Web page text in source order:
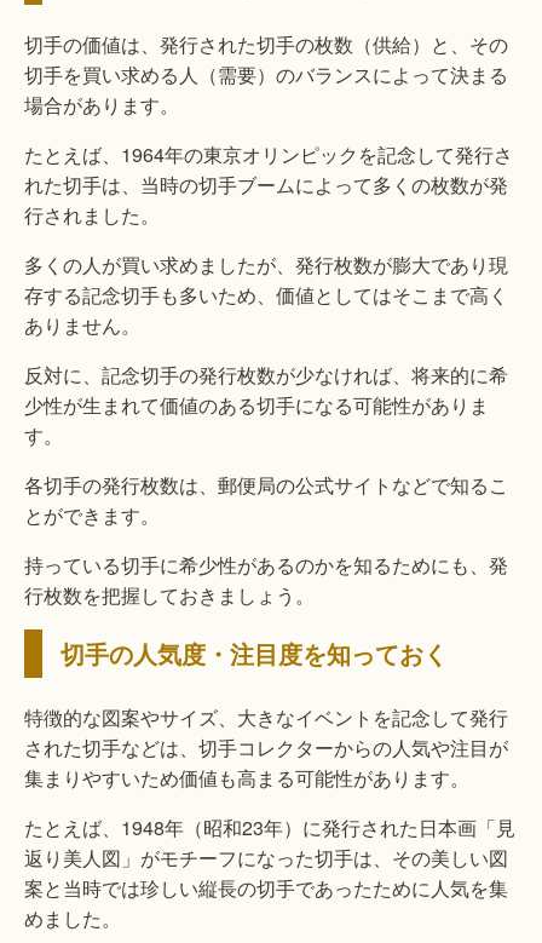
切手の価値は、発行された切手の枚数（供給）と、その
切手を買い求める人（需要）のバランスによって決まる
場合があります。
たとえば、1964年の東京オリンピックを記念して発行さ
れた切手は、当時の切手ブームによって多くの枚数が発
行されました。
多くの人が買い求めましたが、発行枚数が膨大であり現
存する記念切手も多いため、価値としてはそこまで高く
ありません。
反対に、記念切手の発行枚数が少なければ、将来的に希
少性が生まれて価値のある切手になる可能性がありま
す。
各切手の発行枚数は、郵便局の公式サイトなどで知るこ
とができます。
持っている切手に希少性があるのかを知るためにも、発
行枚数を把握しておきましょう。
切手の人気度・注目度を知っておく
特徴的な図案やサイズ、大きなイベントを記念して発行
された切手などは、切手コレクターからの人気や注目が
集まりやすいため価値も高まる可能性があります。
たとえば、1948年（昭和23年）に発行された日本画「見
返り美人図」がモチーフになった切手は、その美しい図
案と当時では珍しい縦長の切手であったために人気を集
めました。